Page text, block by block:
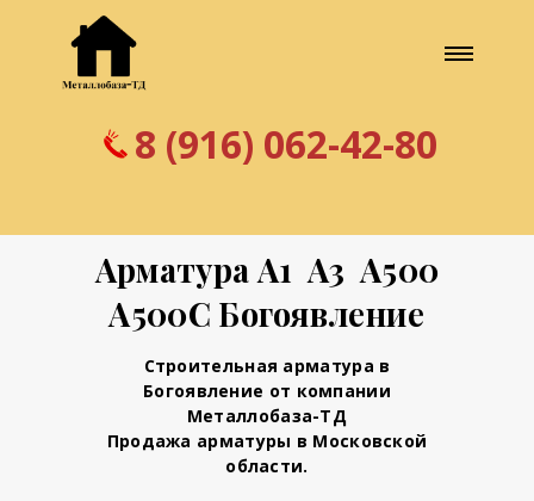
8 (916) 062-42-80
Арматура А1 А3 А500
А500С Богоявление
Строительная арматура в
Богоявление от компании
Металлобаза-ТД
Продажа арматуры в Московской
области.